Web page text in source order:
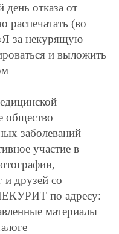
отказа от
распечатать (во
за некурящую
и выложить
общество
заболеваний
участие в
и друзей со
по адресу:
материалы